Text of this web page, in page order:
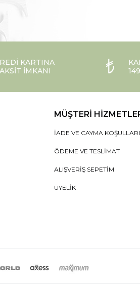
KARTINA
İMKANI
MÜŞTERI
İADE VE CAYMA KOŞULLARI
ÖDEME VE TESLIMAT
ALIŞVERIŞ SEPETIM
ÜYELIK